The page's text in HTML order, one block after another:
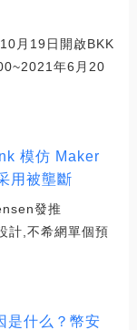
月19日開啟BKK
年6月20
模仿 Maker
用被壟斷
發推
計,不希網單個預
是什么？幣安